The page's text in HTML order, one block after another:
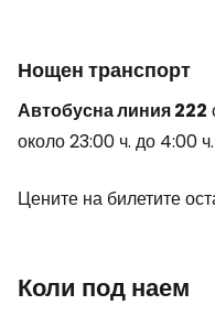
Нощен транспорт
Автобусна линия 222
около 23:00 ч. до 4:00
Цените на билетите
Коли под наем